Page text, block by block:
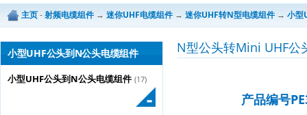
主页-射频电缆组件→ 迷你UHF电缆组件→ 迷你UHF转N型电缆组件→ 小型
小型UHF公头到N公头电缆组件
小型UHF公头到N公头电缆组件 (17)
N型公头转Mini UHF公
产品编号